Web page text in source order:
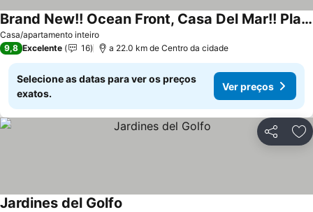
Casa/apartamento inteiro
Brand New!! Ocean Front, Casa Del Mar!! Playa Coyote!
Ver preços
9,8 Excelente 16 a 22.0 km de Centro da cidade
Selecione as datas para ver os preços
exatos.
Ver preços
Partilhar
Jardines del Golfo